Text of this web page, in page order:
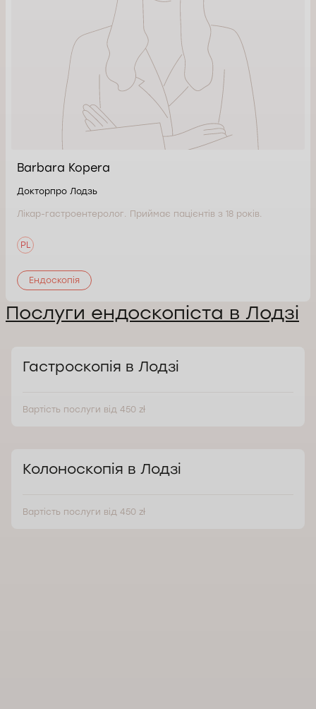
Barbara Kopera
Докторпро Лодзь
Лікар-гастроентеролог. Приймає пацієнтів з 18 років.
PL
Ендоскопія
Послуги ендоскопіста в Лодзі
Гастроскопія в Лодзі
Вартість послуги від 450 zł
Колоноскопія в Лодзі
Вартість послуги від 450 zł